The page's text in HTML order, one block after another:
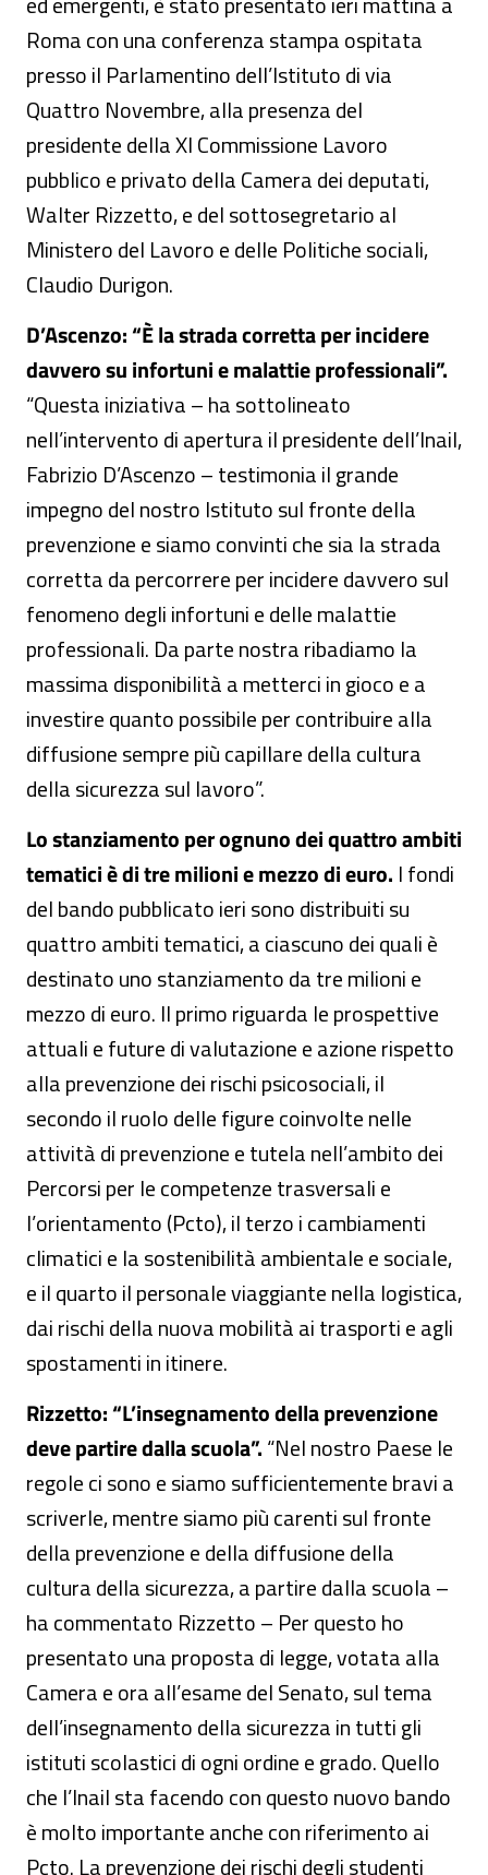
Roma con una conferenza stampa ospitata
presso il Parlamentino dell’Istituto di via
Quattro Novembre, alla presenza del
presidente della XI Commissione Lavoro
pubblico e privato della Camera dei deputati,
Walter Rizzetto, e del sottosegretario al
Ministero del Lavoro e delle Politiche sociali,
Claudio Durigon.
D’Ascenzo: “È la strada corretta per incidere
davvero su infortuni e malattie professionali”.
“Questa iniziativa – ha sottolineato
nell’intervento di apertura il presidente dell’Inail,
Fabrizio D’Ascenzo – testimonia il grande
impegno del nostro Istituto sul fronte della
prevenzione e siamo convinti che sia la strada
corretta da percorrere per incidere davvero sul
fenomeno degli infortuni e delle malattie
professionali. Da parte nostra ribadiamo la
massima disponibilità a metterci in gioco e a
investire quanto possibile per contribuire alla
diffusione sempre più capillare della cultura
della sicurezza sul lavoro”.
Lo stanziamento per ognuno dei quattro ambiti
tematici è di tre milioni e mezzo di euro. I fondi
del bando pubblicato ieri sono distribuiti su
quattro ambiti tematici, a ciascuno dei quali è
destinato uno stanziamento da tre milioni e
mezzo di euro. Il primo riguarda le prospettive
attuali e future di valutazione e azione rispetto
alla prevenzione dei rischi psicosociali, il
secondo il ruolo delle figure coinvolte nelle
attività di prevenzione e tutela nell’ambito dei
Percorsi per le competenze trasversali e
l’orientamento (Pcto), il terzo i cambiamenti
climatici e la sostenibilità ambientale e sociale,
e il quarto il personale viaggiante nella logistica,
dai rischi della nuova mobilità ai trasporti e agli
spostamenti in itinere.
Rizzetto: “L’insegnamento della prevenzione
deve partire dalla scuola”.“Nel nostro Paese le
regole ci sono e siamo sufficientemente bravi a
scriverle, mentre siamo più carenti sul fronte
della prevenzione e della diffusione della
cultura della sicurezza, a partire dalla scuola –
ha commentato Rizzetto – Per questo ho
presentato una proposta di legge, votata alla
Camera e ora all’esame del Senato, sul tema
dell’insegnamento della sicurezza in tutti gli
istituti scolastici di ogni ordine e grado. Quello
che l’Inail sta facendo con questo nuovo bando
è molto importante anche con riferimento ai
Pcto. La prevenzione dei rischi degli studenti